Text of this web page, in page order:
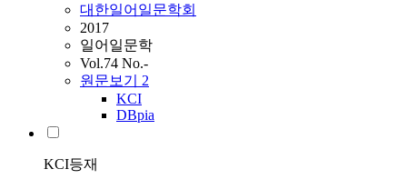
대한일어일문학회
2017
일어일문학
Vol.74 No.-
원문보기 2
KCI
DBpia
KCI등재